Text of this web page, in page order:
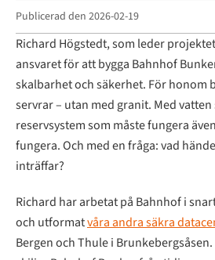
Publicerad den 2026-02-19
Richard Högstedt, som leder
ansvaret för att bygga Bahnhof
skalbarhet och säkerhet. För honom
servrar – utan med granit. Med
reservsystem som måste fungera
fungera. Och med en fråga: vad
inträffar?
Richard har arbetat på Bahnhof i
och utformatvåra andra säkra
Bergen och Thule i